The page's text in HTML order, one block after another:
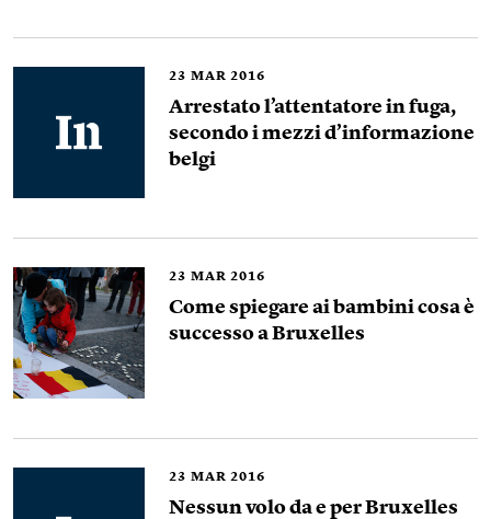
23 MAR 2016
Arrestato l’attentatore in fuga,
secondo i mezzi d’informazione
belgi
23 MAR 2016
Come spiegare ai bambini cosa è
successo a Bruxelles
23 MAR 2016
Nessun volo da e per Bruxelles